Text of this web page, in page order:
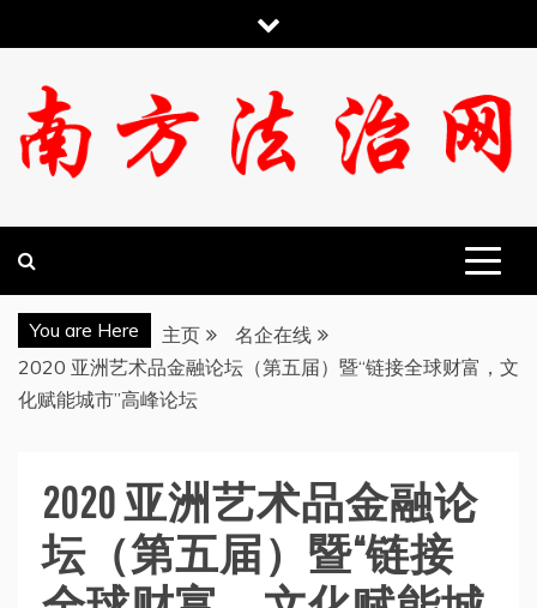
至
You are Here 主页
名企在线
2020 亚洲艺术品金融论坛（第五届）暨“链接全球财富，文
化赋能城市”高峰论坛
2020 亚洲艺术品金融论
坛（第五届）暨“链接